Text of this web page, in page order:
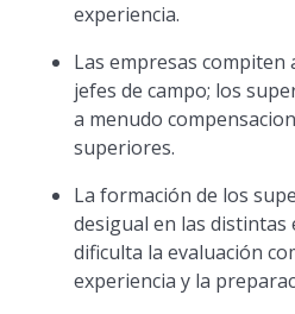
experiencia.
Las empresas
jefes de campo; los
a menudo
superiores.
La formación de los
desigual en las distintas
dificulta la evaluación
experiencia y la